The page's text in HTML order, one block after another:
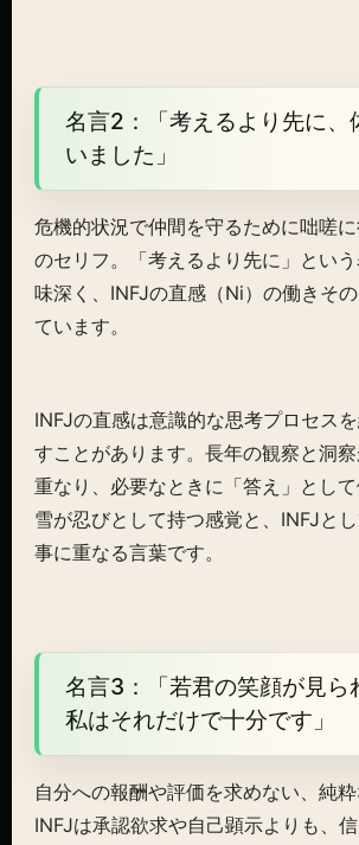
名言2：「考えるより先に、
いました」
危機的状況で仲間を守るために咄嗟
のセリフ。「考えるより先に」とい
味深く、INFJの直感（Ni）の働きそ
ています。
INFJの直感は意識的な思考プロセス
すことがあります。長年の観察と洞
重なり、必要なときに「答え」とし
雪が忍びとして持つ感覚と、INFJと
事に重なる言葉です。
名言3：「若君の笑顔が見ら
私はそれだけで十分です」
自分への報酬や評価を求めない、純粋
INFJは承認欲求や自己顕示よりも、